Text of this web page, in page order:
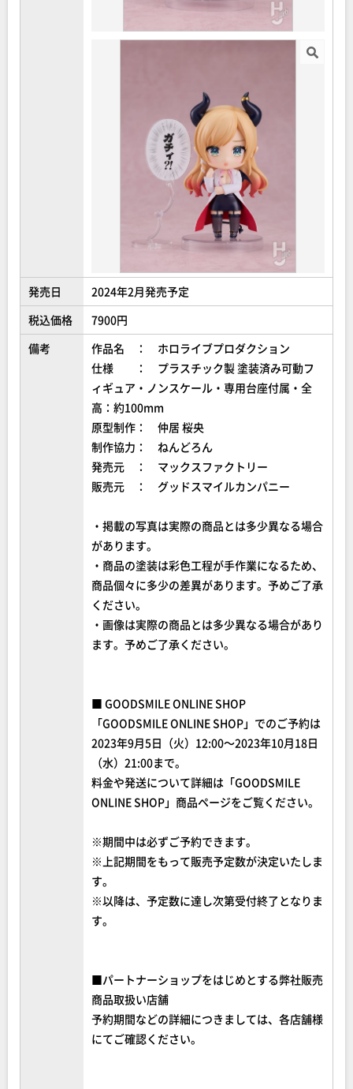
発売日
2024年2月発売予定
税込価格
7900円
備考
作品名 ： ホロライブプロダクション
仕様 ： プラスチック製 塗装済み可動フ
ィギュア・ノンスケール・専用台座付属・全
高：約100mm
原型制作： 仲居 桜央
制作協力： ねんどろん
発売元 ： マックスファクトリー
販売元 ： グッドスマイルカンパニー
・掲載の写真は実際の商品とは多少異なる場合
があります。
・商品の塗装は彩色工程が手作業になるため、
商品個々に多少の差異があります。予めご了承
ください。
・画像は実際の商品とは多少異なる場合があり
ます。予めご了承ください。
■ GOODSMILE ONLINE SHOP
「GOODSMILE ONLINE SHOP」でのご予約は
2023年9月5日（火）12:00～2023年10月18日
（水）21:00まで。
料金や発送について詳細は「GOODSMILE
ONLINE SHOP」商品ページをご覧ください。
※期間中は必ずご予約できます。
※上記期間をもって販売予定数が決定いたしま
す。
※以降は、予定数に達し次第受付終了となりま
す。
■パートナーショップをはじめとする弊社販売
商品取扱い店舗
予約期間などの詳細につきましては、各店舗様
にてご確認ください。